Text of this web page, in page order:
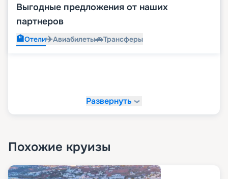
Выгодные предложения от наших
партнеров
🏨Отели✈️Авиабилеты🚗Трансферы
Развернуть
Похожие круизы